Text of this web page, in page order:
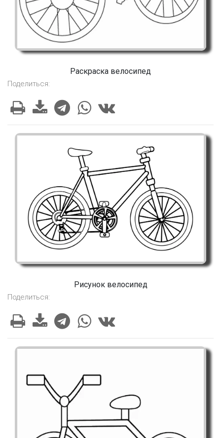
Раскраска велосипед
Поделиться:
Рисунок велосипед
Поделиться: